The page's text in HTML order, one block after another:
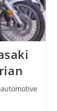
automotive